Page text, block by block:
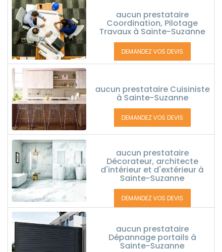
aucun prestataire
Coordination, Pilotage
Travaux à Sainte-Suzanne
DEMANDEZ VOS DEVIS
aucun prestataire Cuisiniste
à Sainte-Suzanne
DEMANDEZ VOS DEVIS
aucun prestataire
Décorateur, architecte
d'intérieur et d'extérieur à
Sainte-Suzanne
DEMANDEZ VOS DEVIS
aucun prestataire
Dépannage portails à
Sainte-Suzanne